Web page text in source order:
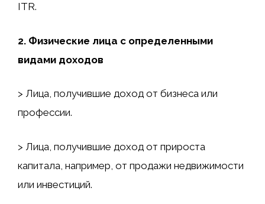
ITR.
2. Физические лица с определенными
видами доходов
> Лица, получившие доход от бизнеса или
профессии.
> Лица, получившие доход от прироста
капитала, например, от продажи недвижимости
или инвестиций.